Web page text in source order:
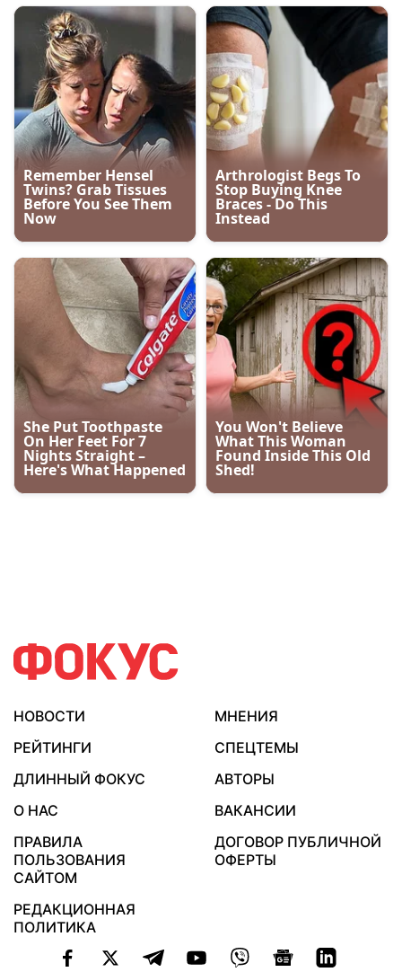
НОВОСТИ
МНЕНИЯ
РЕЙТИНГИ
СПЕЦТЕМЫ
ДЛИННЫЙ ФОКУС
АВТОРЫ
О НАС
ВАКАНСИИ
ПРАВИЛА
ПОЛЬЗОВАНИЯ
САЙТОМ
ДОГОВОР ПУБЛИЧНОЙ
ОФЕРТЫ
РЕДАКЦИОННАЯ
ПОЛИТИКА